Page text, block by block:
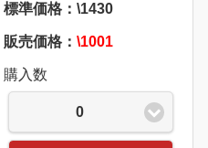
標準価格：\1430
販売価格： \1001
購入数
0